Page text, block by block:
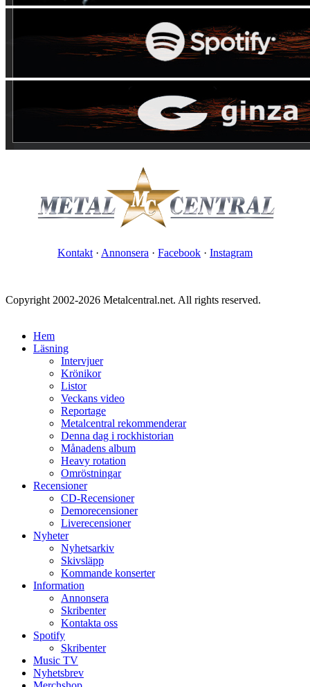
Kontakt · Annonsera · Facebook · Instagram
Copyright 2002-2026 Metalcentral.net. All rights reserved.
Hem
Läsning
Intervjuer
Krönikor
Listor
Veckans video
Reportage
Metalcentral rekommenderar
Denna dag i rockhistorian
Månadens album
Heavy rotation
Omröstningar
Recensioner
CD-Recensioner
Demorecensioner
Liverecensioner
Nyheter
Nyhetsarkiv
Skivsläpp
Kommande konserter
Information
Annonsera
Skribenter
Kontakta oss
Spotify
Skribenter
Music TV
Nyhetsbrev